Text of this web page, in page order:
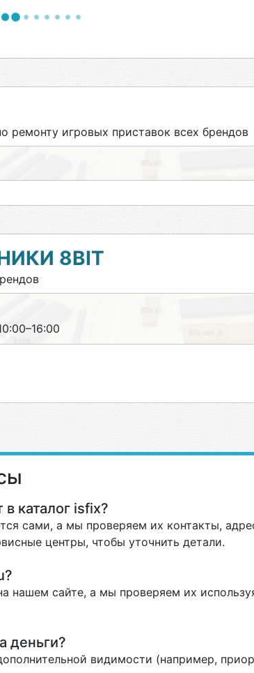
ремонту игровых приставок всех брендов
8BIT
каталог isfix?
сами, а мы проверяем их контакты,
центры, чтобы уточнить детали.
нашем сайте, а мы проверяем их
деньги?
видимости (например,